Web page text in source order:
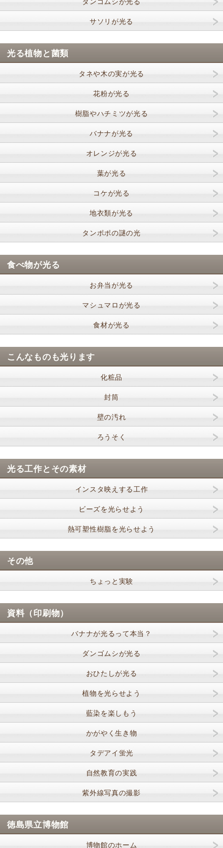
ダンゴムシが光る
サソリが光る
光る植物と菌類
タネや木の実が光る
花粉が光る
樹脂やハチミツが光る
バナナが光る
オレンジが光る
葉が光る
コケが光る
地衣類が光る
タンポポの謎の光
食べ物が光る
お弁当が光る
マシュマロが光る
食材が光る
こんなものも光ります
化粧品
封筒
壁の汚れ
ろうそく
光る工作とその素材
インスタ映えする工作
ビーズを光らせよう
熱可塑性樹脂を光らせよう
その他
ちょっと実験
資料（印刷物）
バナナが光るって本当？
ダンゴムシが光る
おひたしが光る
植物を光らせよう
藍染を楽しもう
かがやく生き物
タデアイ蛍光
自然教育の実践
紫外線写真の撮影
徳島県立博物館
博物館のホーム